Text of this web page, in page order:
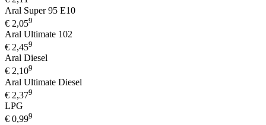
Aral Super 95 E10
€ 2,059
Aral Ultimate 102
€ 2,459
Aral Diesel
€ 2,109
Aral Ultimate Diesel
€ 2,379
LPG
€ 0,999